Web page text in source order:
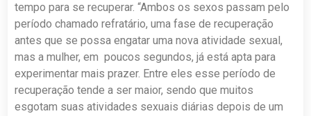
tempo para se recuperar. “Ambos os sexos passam pelo
período chamado refratário, uma fase de recuperação
antes que se possa engatar uma nova atividade sexual,
mas a mulher, em poucos segundos, já está apta para
experimentar mais prazer. Entre eles esse período de
recuperação tende a ser maior, sendo que muitos
esgotam suas atividades sexuais diárias depois de um